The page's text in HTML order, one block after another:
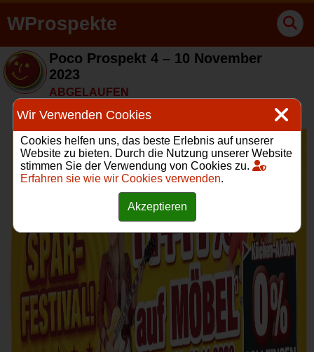
WProspekte
Poco Prospekt 4 – 10 November
2023
ABGELAUFEN
Wir Verwenden Cookies
Cookies helfen uns, das beste Erlebnis auf unserer
Website zu bieten. Durch die Nutzung unserer Website
stimmen Sie der Verwendung von Cookies zu.
Erfahren sie wie wir Cookies verwenden.
Akzeptieren